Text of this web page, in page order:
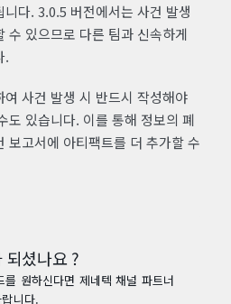
다. 3.0.5 버전에서는 사건 발생
수 있으므로 다른 팀과 신속하게
.
사건 발생 시 반드시 작성해야
도 있습니다. 이를 통해 정보의 폐
보고서에 아티팩트를 더 추가할 수
되셨나요 ?
원하신다면 제네텍 채널 파트너
니다.